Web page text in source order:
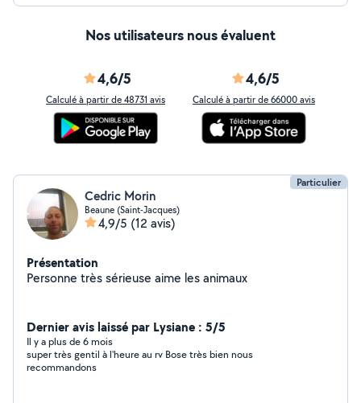
Nos utilisateurs nous évaluent
4,6/5
Calculé à partir de 48731 avis
4,6/5
Calculé à partir de 66000 avis
Particulier
Cedric Morin
Beaune (Saint-Jacques)
4,9/5 (12 avis)
Présentation
Personne très sérieuse aime les animaux
Dernier avis laissé par Lysiane : 5/5
Il y a plus de 6 mois
super très gentil à l'heure au rv Bose très bien nous
recommandons